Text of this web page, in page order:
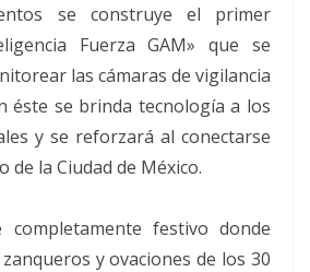
se construye el primer
Fuerza GAM» que se
las cámaras de vigilancia
éste se brinda tecnología a los
y se reforzará al conectarse
de la Ciudad de México.
completamente festivo donde
y ovaciones de los 30